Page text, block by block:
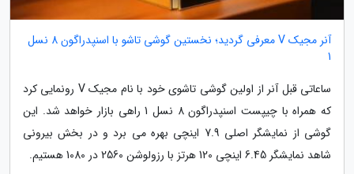
آنر مجیک V معرفی گردید؛ نخستین گوشی تاشو با اسنپدراگون 8 نسل
1
ساعاتی قبل آنر از اولین گوشی تاشوی خود با نام مجیک V رونمایی کرد
که همراه با چیپست اسنپدراگون 8 نسل 1 راهی بازار خواهد شد. این
گوشی از نمایشگر اصلی 7.9 اینچی بهره می برد و در بخش بیرونی
شاهد نمایشگر 6.45 اینچی 120 هرتز با رزولوشن 2560 در 1080 هستیم.